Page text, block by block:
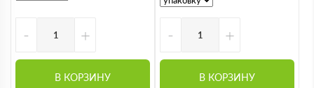
- +
В КОРЗИНУ
- +
В КОРЗИНУ